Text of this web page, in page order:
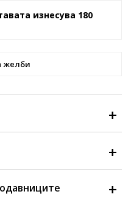
изнесува 180
желби